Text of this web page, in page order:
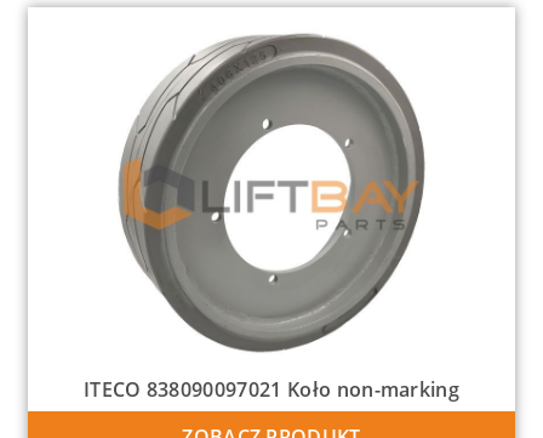
ITECO 838090097021 Koło non-marking